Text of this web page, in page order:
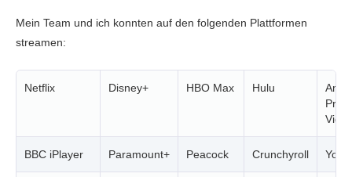
Mein Team und ich konnten auf den folgenden Plattformen
streamen:
Netflix Disney+ HBO Max Hulu
BBC iPlayer Paramount+ Peacock Crunchyroll